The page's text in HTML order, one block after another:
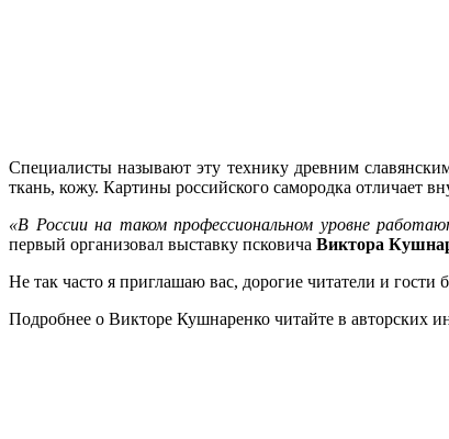
Специалисты называют эту технику древним
ткань, кожу. Картины российского самородка отличает
«В России на таком профессиональном уровне
первый организовал выставку псковича Виктора
Не так часто я приглашаю вас, дорогие читатели и
Подробнее о Викторе Кушнаренко читайте в авторских